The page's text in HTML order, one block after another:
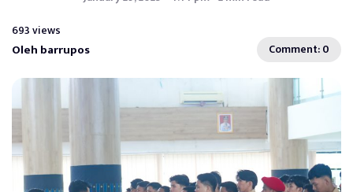
693 views
Oleh barrupos Comment: 0